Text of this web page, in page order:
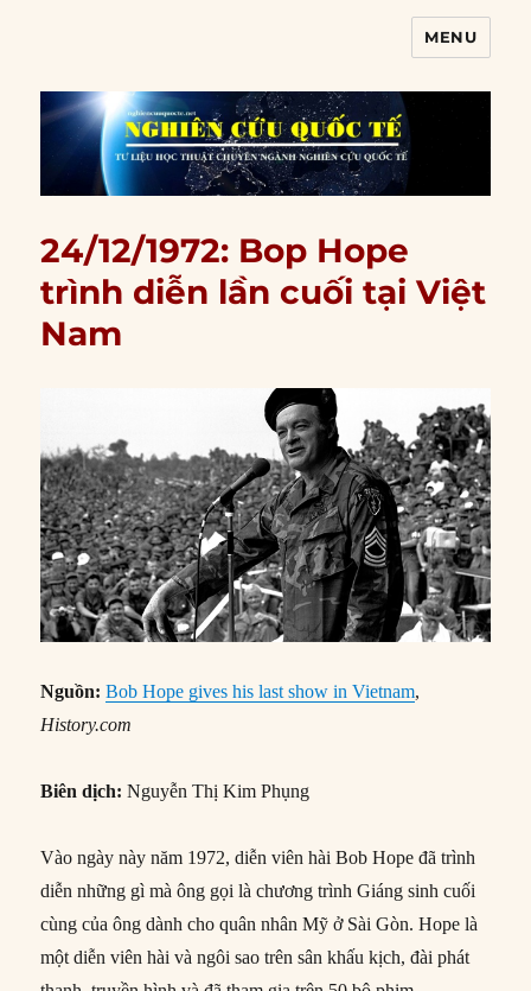
MENU
24/12/1972: Bop Hope
trình diễn lần cuối tại Việt
Nam
Nguồn: Bob Hope gives his last show in Vietnam,
History.com
Biên dịch: Nguyễn Thị Kim Phụng
Vào ngày này năm 1972, diễn viên hài Bob Hope đã trình
diễn những gì mà ông gọi là chương trình Giáng sinh cuối
cùng của ông dành cho quân nhân Mỹ ở Sài Gòn. Hope là
một diễn viên hài và ngôi sao trên sân khấu kịch, đài phát